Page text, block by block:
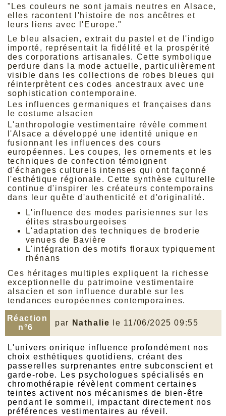
"Les couleurs ne sont jamais neutres en Alsace,
elles racontent l'histoire de nos ancêtres et
leurs liens avec l'Europe."
Le bleu alsacien, extrait du pastel et de l'indigo
importé, représentait la fidélité et la prospérité
des corporations artisanales. Cette symbolique
perdure dans la mode actuelle, particulièrement
visible dans les collections de robes bleues qui
réinterprètent ces codes ancestraux avec une
sophistication contemporaine.
Les influences germaniques et françaises dans
le costume alsacien
L'anthropologie vestimentaire révèle comment
l'Alsace a développé une identité unique en
fusionnant les influences des cours
européennes. Les coupes, les ornements et les
techniques de confection témoignent
d'échanges culturels intenses qui ont façonné
l'esthétique régionale. Cette synthèse culturelle
continue d'inspirer les créateurs contemporains
dans leur quête d'authenticité et d'originalité.
L'influence des modes parisiennes sur les
élites strasbourgeoises
L'adaptation des techniques de broderie
venues de Bavière
L'intégration des motifs floraux typiquement
rhénans
Ces héritages multiples expliquent la richesse
exceptionnelle du patrimoine vestimentaire
alsacien et son influence durable sur les
tendances européennes contemporaines.
Réaction
n°6
par Nathalie le 11/06/2025 09:55
L'univers onirique influence profondément nos
choix esthétiques quotidiens, créant des
passerelles surprenantes entre subconscient et
garde-robe. Les psychologues spécialisés en
chromothérapie révèlent comment certaines
teintes activent nos mécanismes de bien-être
pendant le sommeil, impactant directement nos
préférences vestimentaires au réveil.